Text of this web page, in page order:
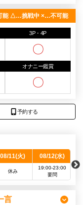
△…挑戦中 ×…不可能
3P・4P
〇
オナニー鑑賞
〇
予約する
08/11(火)
休み
08/12(水)
19:00-23:00
要問
言